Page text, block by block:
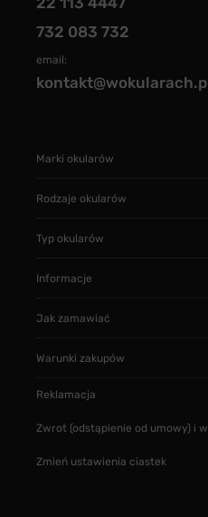
732 083 732
email:
Marki okularów
Rodzaje okularów
Typ okularów
Informacje
Jak zamawiać
Warunki zakupów
Reklamacja
Zwrot (odstąpienie od umowy) i
Zmień ustawienia ciastek